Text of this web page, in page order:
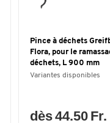
Pince à déchets
Flora, pour le
déchets, L 900 mm
Variantes disponibles
dès 44.50 Fr.